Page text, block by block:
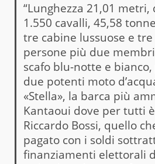
“Lunghezza 21,01
1.550 cavalli, 45,58
tre cabine lussuose e
persone più due
scafo blu-notte e
due potenti moto
«Stella», la barca più
Kantaoui dove per tutti
Riccardo Bossi, quello
pagato con i soldi
finanziamenti elettorali